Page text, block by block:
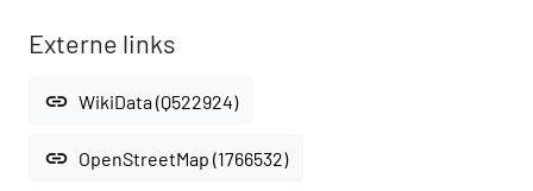
Externe links
link WikiData (Q522924)
link OpenStreetMap (1766532)